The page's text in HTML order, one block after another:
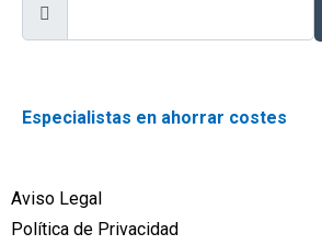
Especialistas en ahorrar costes
Aviso Legal
Política de Privacidad